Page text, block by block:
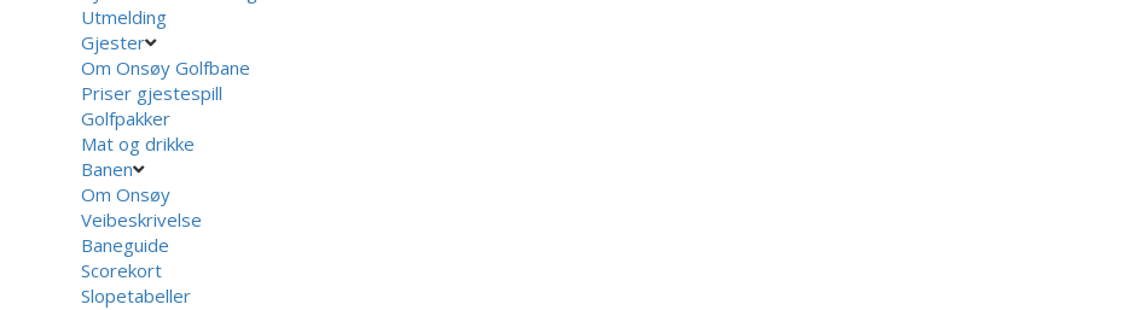
Utmelding
Gjester
Om Onsøy Golfbane
Priser gjestespill
Golfpakker
Mat og drikke
Banen
Om Onsøy
Veibeskrivelse
Baneguide
Scorekort
Slopetabeller